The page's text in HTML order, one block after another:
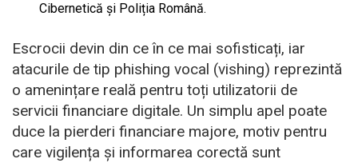
Cibernetică și Poliția Română.
Escrocii devin din ce în ce mai sofisticați, iar
atacurile de tip phishing vocal (vishing) reprezintă
o amenințare reală pentru toți utilizatorii de
servicii financiare digitale. Un simplu apel poate
duce la pierderi financiare majore, motiv pentru
care vigilența și informarea corectă sunt